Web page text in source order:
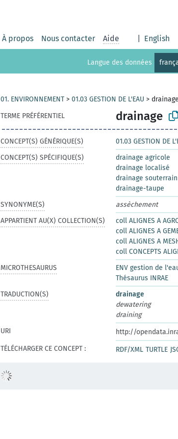
À propos Nous contacter Aide English
Langue des données
01. ENVIRONNEMENT > 01.03 GESTION DE L'EAU > drainage
TERME PRÉFÉRENTIEL
drainage
CONCEPT(S) GÉNÉRIQUE(S)
01.03 GESTION DE
CONCEPT(S) SPÉCIFIQUE(S)
drainage agricole
drainage localisé
drainage souterrain
drainage-taupe
SYNONYME(S)
assèchement
APPARTIENT AU(X) COLLECTION(S)
coll ALIGNES A
coll ALIGNES A
coll ALIGNES A
coll CONCEPTS
MICROTHESAURUS
ENV gestion de
Thésaurus INRAE
TRADUCTION(S)
drainage
dewatering
draining
URI
http://
TÉLÉCHARGER CE CONCEPT :
RDF/XML TURTLE